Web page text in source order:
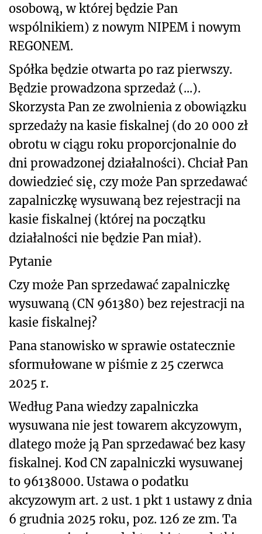
osobową, w której będzie Pan
wspólnikiem) z nowym NIPEM i nowym
REGONEM.
Spółka będzie otwarta po raz pierwszy.
Będzie prowadzona sprzedaż (...).
Skorzysta Pan ze zwolnienia z obowiązku
sprzedaży na kasie fiskalnej (do 20 000 zł
obrotu w ciągu roku proporcjonalnie do
dni prowadzonej działalności). Chciał Pan
dowiedzieć się, czy może Pan sprzedawać
zapalniczkę wysuwaną bez rejestracji na
kasie fiskalnej (której na początku
działalności nie będzie Pan miał).
Pytanie
Czy może Pan sprzedawać zapalniczkę
wysuwaną (CN 961380) bez rejestracji na
kasie fiskalnej?
Pana stanowisko w sprawie ostatecznie
sformułowane w piśmie z 25 czerwca
2025 r.
Według Pana wiedzy zapalniczka
wysuwana nie jest towarem akcyzowym,
dlatego może ją Pan sprzedawać bez kasy
fiskalnej. Kod CN zapalniczki wysuwanej
to 96138000. Ustawa o podatku
akcyzowym art. 2 ust. 1 pkt 1 ustawy z dnia
6 grudnia 2025 roku, poz. 126 ze zm. Ta